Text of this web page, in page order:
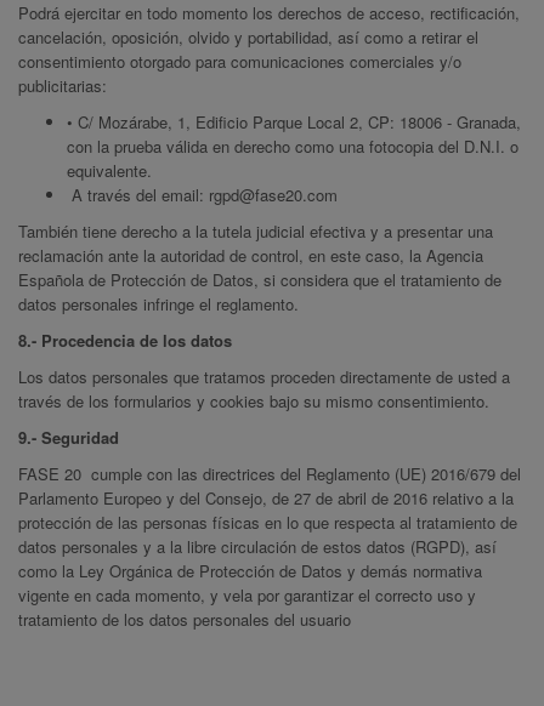
Podrá ejercitar en todo momento los derechos de acceso, rectificación,
cancelación, oposición, olvido y portabilidad, así como a retirar el
consentimiento otorgado para comunicaciones comerciales y/o
publicitarias:
• C/ Mozárabe, 1, Edificio Parque Local 2, CP: 18006 - Granada,
con la prueba válida en derecho como una fotocopia del D.N.I. o
equivalente.
A través del email: rgpd@fase20.com
También tiene derecho a la tutela judicial efectiva y a presentar una
reclamación ante la autoridad de control, en este caso, la Agencia
Española de Protección de Datos, si considera que el tratamiento de
datos personales infringe el reglamento.
8.- Procedencia de los datos
Los datos personales que tratamos proceden directamente de usted a
través de los formularios y cookies bajo su mismo consentimiento.
9.- Seguridad
FASE 20 cumple con las directrices del Reglamento (UE) 2016/679 del
Parlamento Europeo y del Consejo, de 27 de abril de 2016 relativo a la
protección de las personas físicas en lo que respecta al tratamiento de
datos personales y a la libre circulación de estos datos (RGPD), así
como la Ley Orgánica de Protección de Datos y demás normativa
vigente en cada momento, y vela por garantizar el correcto uso y
tratamiento de los datos personales del usuario